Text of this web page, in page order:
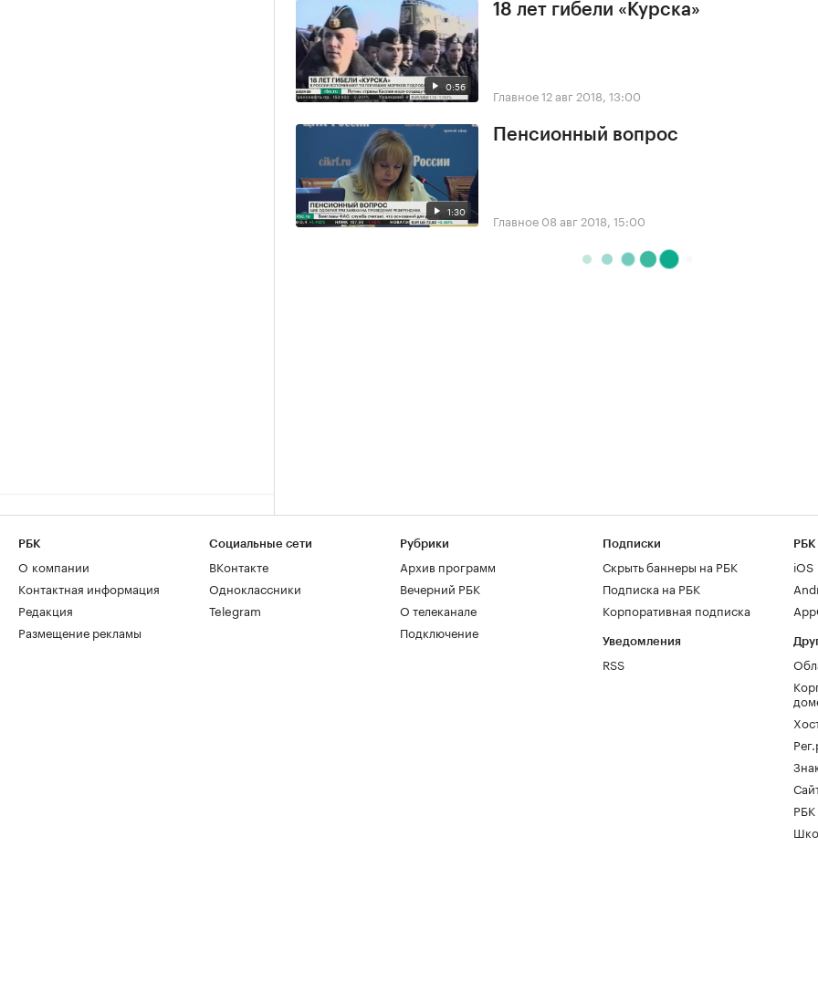
0:56
18 лет гибели «Курска»
Главное12 авг 2018, 13:00
1:30
Пенсионный вопрос
Главное 08 авг 2018, 15:00
РБК
О компании
Контактная информация
Редакция
Размещение рекламы
Социальные сети
ВКонтакте
Одноклассники
Telegram
Рубрики
Архив программ
Вечерний РБК
О телеканале
Подключение
Подписки
Скрыть баннеры на РБК
Подписка на РБК
Корпоративная подписка
Уведомления
RSS
РБК
iOS